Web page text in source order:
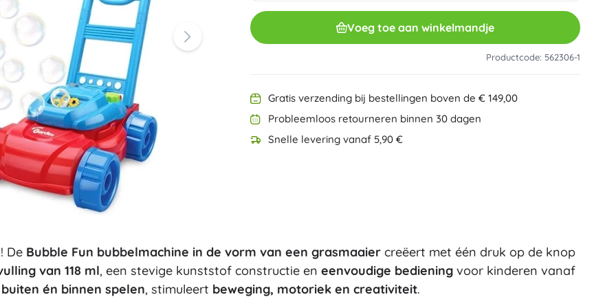
Zakjes en gymtassen Mappen voor schriften
Koffertjes
Ninjago Overig
Minecraft
DREAMZzz Minifiguurtjes
Classic
Fortnite Wicked (De Heks)
PAW Patrol
Harry Potter
Disney
Disney Lilo & Stitch
Minecraft
+Meer tonen
Creatief speelgoed
Schilderen
+Meer tonen
Figurines
Dierenfiguren
Sprookjes- en filmfiguren
Dinosaurussen figuren
Playmobil
Meer tonen
Gezelschapsspellen en puzzels
Partyspellen
Meer tonen
Voeg toe aan winkelmandje
Productcode: 562306-1
Gratis verzending bij bestellingen boven de € 149,00
Probleemloos retourneren binnen 30 dagen
Snelle levering vanaf 5,90 €
De Bubble Fun bubbelmachine in de vorm van een grasmaaiercreëert met één druk op de knop
van 118 ml, een stevige kunststof constructie en eenvoudige bediening voor kinderen vanaf
buiten én binnen spelen, stimuleert beweging, motoriek en creativiteit.